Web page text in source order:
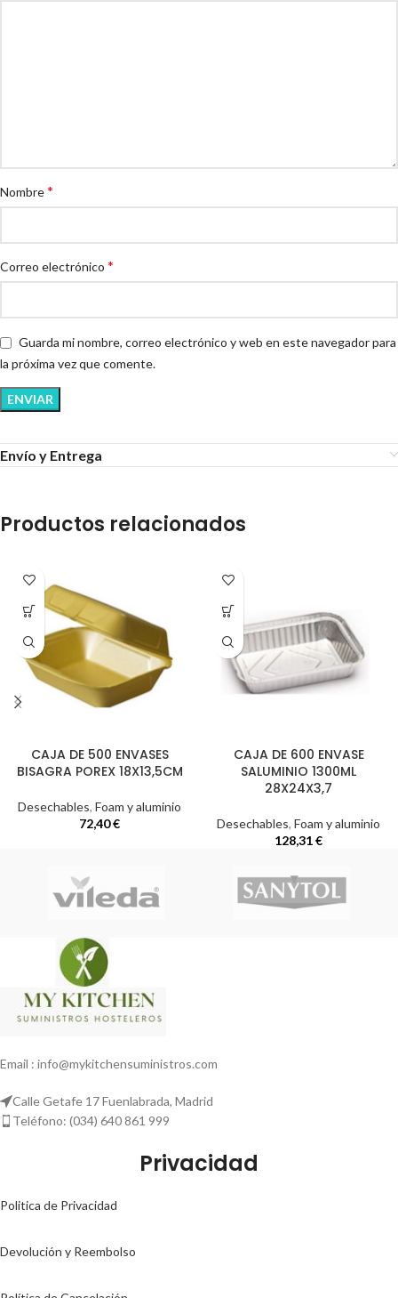
Nombre*
Correo electrónico *
Guarda mi nombre, correo electrónico y web en este navegador para
la próxima vez que comente.
Envío y Entrega
Productos relacionados
CAJA DE 500 ENVASES
BISAGRA POREX 18X13,5CM
Desechables, Foam y aluminio
72,40€
CAJA DE 600 ENVASE
SALUMINIO 1300ML
28X24X3,7
Desechables, Foam y aluminio
128,31€
Email : info@mykitchensuministros.com
Calle Getafe 17 Fuenlabrada, Madrid
Teléfono: (034) 640 861 999
Privacidad
Politica de Privacidad
Devolución y Reembolso